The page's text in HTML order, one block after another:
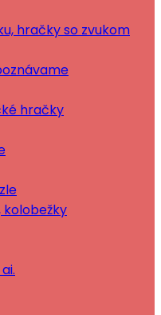
hračky so zvukom
hračky
kolobežky